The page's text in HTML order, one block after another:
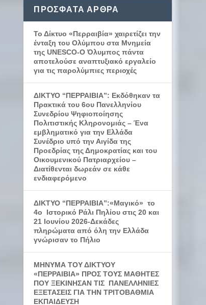
ΠΡΌΣΦΑΤΑ ΆΡΘΡΑ
Το Δίκτυο «Περραιβία» χαιρετίζει την
ένταξη του Ολύμπου στα Μνημεία
της UNESCO-Ο Όλυμπος πάντα
αποτελούσε αναπτυξιακό εργαλείο
για τις παρολύμπιες περιοχές
ΔΙΚΤΥΟ “ΠΕΡΡΑΙΒΙΑ”: Εκδόθηκαν τα
Πρακτικά του 6ου Πανελληνίου
Συνεδρίου Ψηφιοποίησης
Πολιτιστικής Κληρονομιάς – Ένα
εμβληματικό για την Ελλάδα
Συνέδριο υπό την Αιγίδα της
Προεδρίας της Δημοκρατίας και του
Οικουμενικού Πατριαρχείου –
Διατίθενται δωρεάν σε κάθε
ενδιαφερόμενο
ΔΙΚΤΥΟ “ΠΕΡΡΑΙΒΙΑ”:«Μαγικό» το
4ο Ιστορικό Ράλι Πηλίου στις 20 και
21 Ιουνίου 2026-Δεκάδες
πληρώματα από όλη την Ελλάδα
γνώρισαν το Πήλιο
ΜΗΝΥΜΑ ΤΟΥ ΔΙΚΤΥΟΥ
«ΠΕΡΡΑΙΒΙΑ» ΠΡΟΣ ΤΟΥΣ ΜΑΘΗΤΕΣ
ΠΟΥ ΞΕΚΙΝΗΣΑΝ ΤΙΣ ΠΑΝΕΛΛΗΝΙΕΣ
ΕΞΕΤΑΣΕΙΣ ΓΙΑ ΤΗΝ ΤΡΙΤΟΒΑΘΜΙΑ
ΕΚΠΑΙΔΕΥΣΗ